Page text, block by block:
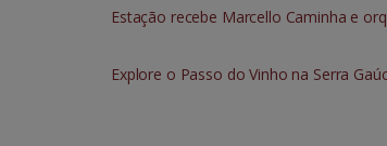
Estação recebe Marcello Caminha e
Explore o Passo do Vinho na Serra